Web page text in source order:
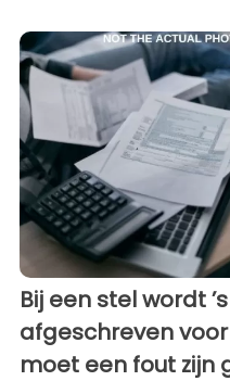
Bij een stel wordt
afgeschreven voor
moet een fout zijn